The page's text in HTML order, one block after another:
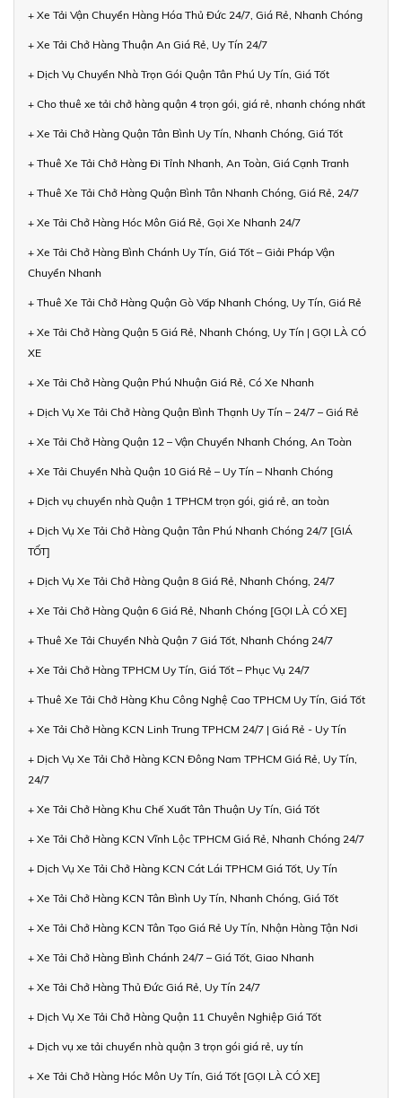
+ Xe Tải Vận Chuyển Hàng Hóa Thủ Đức 24/7, Giá Rẻ, Nhanh Chóng
+ Xe Tải Chở Hàng Thuận An Giá Rẻ, Uy Tín 24/7
+ Dịch Vụ Chuyển Nhà Trọn Gói Quận Tân Phú Uy Tín, Giá Tốt
+ Cho thuê xe tải chở hàng quận 4 trọn gói, giá rẻ, nhanh chóng nhất
+ Xe Tải Chở Hàng Quận Tân Bình Uy Tín, Nhanh Chóng, Giá Tốt
+ Thuê Xe Tải Chở Hàng Đi Tỉnh Nhanh, An Toàn, Giá Cạnh Tranh
+ Thuê Xe Tải Chở Hàng Quận Bình Tân Nhanh Chóng, Giá Rẻ, 24/7
+ Xe Tải Chở Hàng Hóc Môn Giá Rẻ, Gọi Xe Nhanh 24/7
+ Xe Tải Chở Hàng Bình Chánh Uy Tín, Giá Tốt – Giải Pháp Vận
Chuyển Nhanh
+ Thuê Xe Tải Chở Hàng Quận Gò Vấp Nhanh Chóng, Uy Tín, Giá Rẻ
+ Xe Tải Chở Hàng Quận 5 Giá Rẻ, Nhanh Chóng, Uy Tín | GỌI LÀ CÓ
XE
+ Xe Tải Chở Hàng Quận Phú Nhuận Giá Rẻ, Có Xe Nhanh
+ Dịch Vụ Xe Tải Chở Hàng Quận Bình Thạnh Uy Tín – 24/7 – Giá Rẻ
+ Xe Tải Chở Hàng Quận 12 – Vận Chuyển Nhanh Chóng, An Toàn
+ Xe Tải Chuyển Nhà Quận 10 Giá Rẻ – Uy Tín – Nhanh Chóng
+ Dịch vụ chuyển nhà Quận 1 TPHCM trọn gói, giá rẻ, an toàn
+ Dịch Vụ Xe Tải Chở Hàng Quận Tân Phú Nhanh Chóng 24/7 [GIÁ
TỐT]
+ Dịch Vụ Xe Tải Chở Hàng Quận 8 Giá Rẻ, Nhanh Chóng, 24/7
+ Xe Tải Chở Hàng Quận 6 Giá Rẻ, Nhanh Chóng [GỌI LÀ CÓ XE]
+ Thuê Xe Tải Chuyển Nhà Quận 7 Giá Tốt, Nhanh Chóng 24/7
+ Xe Tải Chở Hàng TPHCM Uy Tín, Giá Tốt – Phục Vụ 24/7
+ Thuê Xe Tải Chở Hàng Khu Công Nghệ Cao TPHCM Uy Tín, Giá Tốt
+ Xe Tải Chở Hàng KCN Linh Trung TPHCM 24/7 | Giá Rẻ - Uy Tín
+ Dịch Vụ Xe Tải Chở Hàng KCN Đông Nam TPHCM Giá Rẻ, Uy Tín,
24/7
+ Xe Tải Chở Hàng Khu Chế Xuất Tân Thuận Uy Tín, Giá Tốt
+ Xe Tải Chở Hàng KCN Vĩnh Lộc TPHCM Giá Rẻ, Nhanh Chóng 24/7
+ Dịch Vụ Xe Tải Chở Hàng KCN Cát Lái TPHCM Giá Tốt, Uy Tín
+ Xe Tải Chở Hàng KCN Tân Bình Uy Tín, Nhanh Chóng, Giá Tốt
+ Xe Tải Chở Hàng KCN Tân Tạo Giá Rẻ Uy Tín, Nhận Hàng Tận Nơi
+ Xe Tải Chở Hàng Bình Chánh 24/7 – Giá Tốt, Giao Nhanh
+ Xe Tải Chở Hàng Thủ Đức Giá Rẻ, Uy Tín 24/7
+ Dịch Vụ Xe Tải Chở Hàng Quận 11 Chuyên Nghiệp Giá Tốt
+ Dịch vụ xe tải chuyển nhà quận 3 trọn gói giá rẻ, uy tín
+ Xe Tải Chở Hàng Hóc Môn Uy Tín, Giá Tốt [GỌI LÀ CÓ XE]